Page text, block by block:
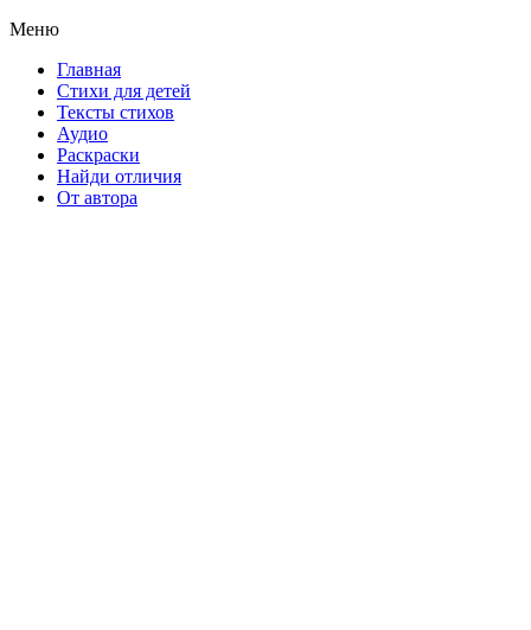
Меню
Главная
Стихи для детей
Тексты стихов
Аудио
Раскраски
Найди отличия
От автора